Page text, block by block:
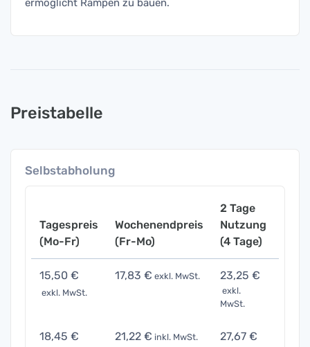
ermöglicht Rampen zu bauen.
Preistabelle
Selbstabholung
Tagespreis
(Mo-Fr)
Wochenendpreis
(Fr-Mo)
2 Tage
Nutzung
(4 Tage)
15,50 €
exkl. MwSt.
17,83 € exkl. MwSt. 23,25 €
exkl.
MwSt.
18,45 € 21,22 € inkl. MwSt. 27,67 €